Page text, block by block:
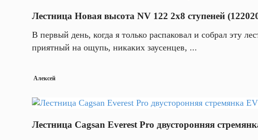
Лестница Новая высота NV 122 2x8 ступеней
В первый день, когда я только распаковал и собрал эту
приятный на ощупь, никаких заусенцев, ...
Алексей
Лестница Cagsan Everest Pro двусторонняя